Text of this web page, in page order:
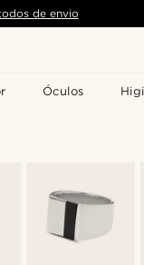
Óculos
de envio